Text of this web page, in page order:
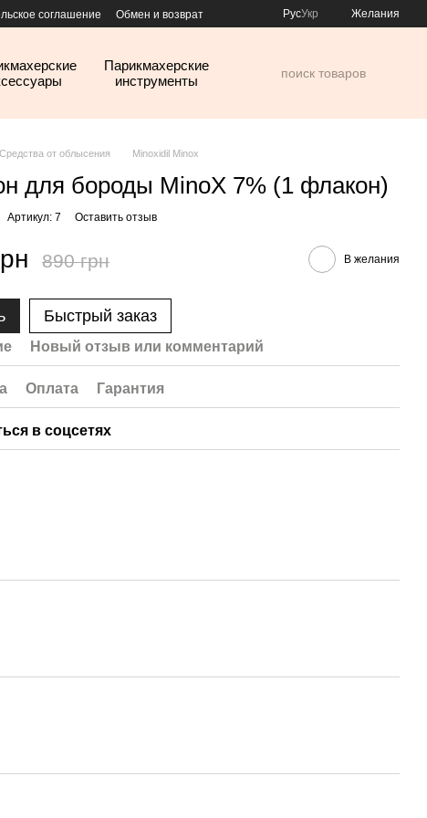
соглашение Обмен и возврат РусУкр Желания
Парикмахерские
инструменты
Средства от облысения Minoxidil Minox
для бороды MinoX 7% (1 флакон)
Артикул: 7 Оставить отзыв
890 грн В желания
Быстрый заказ
Новый отзыв или комментарий
Оплата Гарантия
в соцсетях